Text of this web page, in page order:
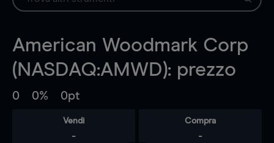
American Woodmark Corp
(NASDAQ:AMWD): prezzo
0 0% 0pt
Vendi
-
Compra
-